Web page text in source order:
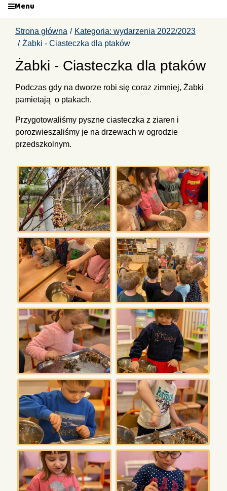
Menu
Strona główna
Kategoria: wydarzenia 2022/2023
Żabki - Ciasteczka dla ptaków
Żabki - Ciasteczka dla ptaków
Podczas gdy na dworze robi się coraz zimniej, Żabki
pamietają o ptakach.
Przygotowaliśmy pyszne ciasteczka z ziaren i
porozwieszaliśmy je na drzewach w ogrodzie
przedszkolnym.